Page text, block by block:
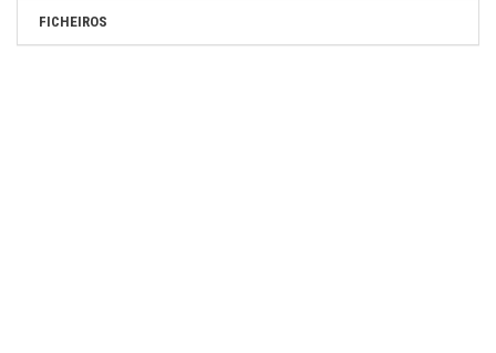
FICHEIROS